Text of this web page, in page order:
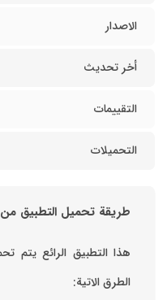
الاصدار
أخر تحديث
التقييمات
التحميلات
طريقة تحميل التطبيق من Google Play
الطرق الاتية: